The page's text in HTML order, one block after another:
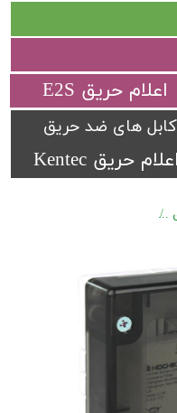
اعلام حریق Kentec
​اعلام حریق E2S
کابل های ضد حریق